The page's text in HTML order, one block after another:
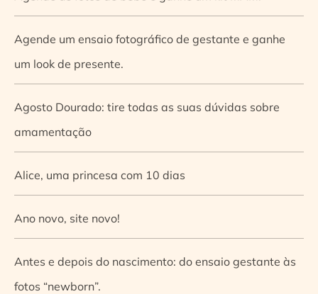
Agende um ensaio fotográfico de gestante e ganhe
um look de presente.
Agosto Dourado: tire todas as suas dúvidas sobre
amamentação
Alice, uma princesa com 10 dias
Ano novo, site novo!
Antes e depois do nascimento: do ensaio gestante às
fotos “newborn”.